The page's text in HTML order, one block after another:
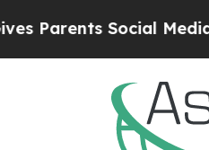
Social Media